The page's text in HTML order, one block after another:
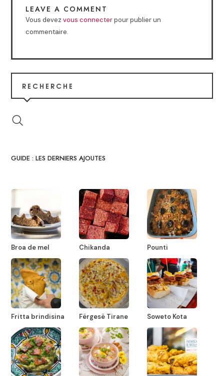
LEAVE A COMMENT
Vous devezvous connecterpour publier un
commentaire.
RECHERCHE
GUIDE : LES DERNIERS AJOUTES
Broa de mel Chikanda Pounti
Fritta brindisina Fërgesë Tirane Soweto Kota